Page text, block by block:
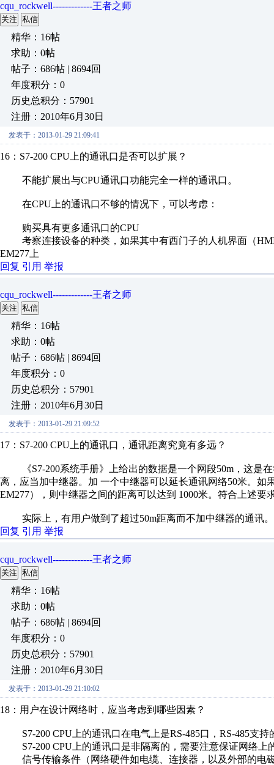
cqu_rockwell-------------王者之师
关注 私信
精华：16帖
求助：0帖
帖子：686帖 | 8694回
年度积分：0
历史总积分：57901
注册：2010年6月30日
发表于：2013-01-29 21:09:41
16：S7-200 CPU上的通讯口是否可以扩展？
不能扩展出与CPU通讯口功能完全一样的通讯口。
在CPU上的通讯口不够的情况下，可以考虑：
购买具有更多通讯口的CPU
考察连接设备的种类，如果其中有西门子的人机界面（
EM277上
回复 引用 举报
cqu_rockwell-------------王者之师
关注 私信
精华：16帖
求助：0帖
帖子：686帖 | 8694回
年度积分：0
历史总积分：57901
注册：2010年6月30日
发表于：2013-01-29 21:09:52
17：S7-200 CPU上的通讯口，通讯距离究竟有多远？
《S7-200系统手册》上给出的数据是一个网段50m，这是在
离，应当加中继器。加 一个中继器可以延长通讯网络50米。如
EM277），则中继器之间的距离可以达到 1000米。符合上述要
实际上，有用户做到了超过50m距离而不加中继器的通讯。
回复 引用 举报
cqu_rockwell-------------王者之师
关注 私信
精华：16帖
求助：0帖
帖子：686帖 | 8694回
年度积分：0
历史总积分：57901
注册：2010年6月30日
发表于：2013-01-29 21:10:02
18：用户在设计网络时，应当考虑到哪些因素？
S7-200 CPU上的通讯口在电气上是RS-485口，RS-485支持
S7-200 CPU上的通讯口是非隔离的，需要注意保证网络上
信号传输条件（网络硬件如电缆、连接器，以及外部的电